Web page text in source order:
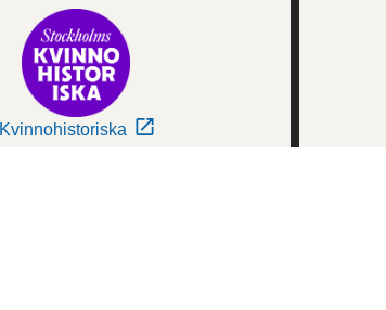
Kvinnohistoriska